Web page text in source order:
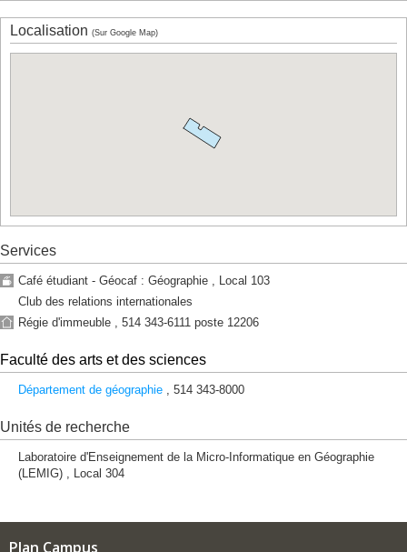
Montpetit
3050-
ch.
Mary
3525,
ch.
Queen-
Mary
rue
Brillant
520,
ch.
Côte-
7077,
Localisation (Sur Google Map)
Services
Café étudiant - Géocaf : Géographie , Local 103
Club des relations internationales
Régie d'immeuble , 514 343-6111 poste 12206
Faculté des arts et des sciences
Département de géographie , 514 343-8000
Unités de recherche
Laboratoire d'Enseignement de la Micro-Informatique en Géographie
(LEMIG) , Local 304
Plan Campus